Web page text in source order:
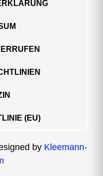
(EU)
by Kleemann-